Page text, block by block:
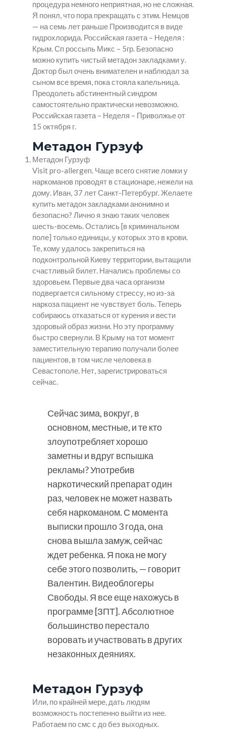
процедура немного неприятная, но не сложная.
Я понял, что пора прекращать с этим. Немцов
— на семь лет раньше Производится в виде
гидрохлорида. Российская газета – Неделя :
Крым. Сп россыпь Микс – 5гр. Безопасно
можно купить чистый метадон закладками у.
Доктор был очень внимателен и наблюдал за
сыном все время, пока стояла капельница.
Преодолеть абстинентный синдром
самостоятельно практически невозможно.
Российская газета – Неделя – Приволжье от
15 октября г.
Метадон Гурзуф
Метадон Гурзуф
Visit pro-allergen. Чаще всего снятие ломки у
наркоманов проводят в стационаре, нежели на
дому. Иван, 37 лет Санкт-Петербург. Желаете
купить метадон закладками анонимно и
безопасно? Лично я знаю таких человек
шесть-восемь. Остались [в криминальном
поле] только единицы, у которых это в крови.
Те, кому удалось закрепиться на
подконтрольной Киеву территории, вытащили
счастливый билет. Начались проблемы со
здоровьем. Первые два часа организм
подвергается сильному стрессу, но из-за
наркоза пациент не чувствует боль. Теперь
собираюсь отказаться от курения и вести
здоровый образ жизни. Но эту программу
быстро свернули. В Крыму на тот момент
заместительную терапию получали более
пациентов, в том числе человека в
Севастополе. Нет, зарегистрироваться
сейчас.
Сейчас зима, вокруг, в
основном, местные, и те кто
злоупотребляет хорошо
заметны и вдруг вспышка
рекламы? Употребив
наркотический препарат один
раз, человек не может назвать
себя наркоманом. С момента
выписки прошло 3 года, она
снова вышла замуж, сейчас
ждет ребенка. Я пока не могу
себе этого позволить, — говорит
Валентин. Видеоблогеры
Свободы. Я все еще нахожусь в
программе [ЗПТ]. Абсолютное
большинство перестало
воровать и участвовать в других
незаконных деяниях.
Метадон Гурзуф
Или, по крайней мере, дать людям
возможность постепенно выйти из нее.
Работаем по смс с до без выходных.